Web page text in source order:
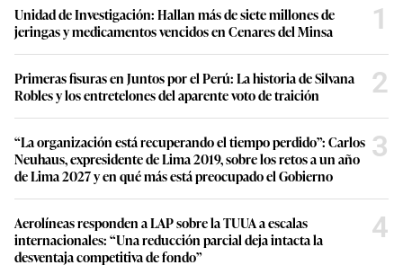
Unidad de Investigación: Hallan más de siete millones de
jeringas y medicamentos vencidos en Cenares del Minsa
1
Primeras fisuras en Juntos por el Perú: La historia de Silvana
Robles y los entretelones del aparente voto de traición
2
“La organización está recuperando el tiempo perdido”: Carlos
Neuhaus, expresidente de Lima 2019, sobre los retos a un año
de Lima 2027 y en qué más está preocupado el Gobierno
3
Aerolíneas responden a LAP sobre la TUUA a escalas
internacionales: “Una reducción parcial deja intacta la
desventaja competitiva de fondo”
4